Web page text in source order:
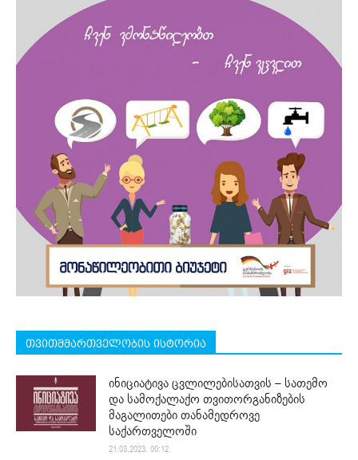
თვითმმართველობის ისტორია
ინიციატივა ცვლილებისათვის – სათემო
და სამოქალაქო თვითორგანიზების
მაგალითები თანამედროვე
საქართველოში
21.03.2023. 00:12